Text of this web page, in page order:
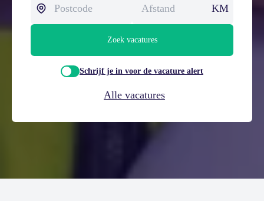
KM
Zoek vacatures
Schrijf je in voor de vacature alert
Alle vacatures